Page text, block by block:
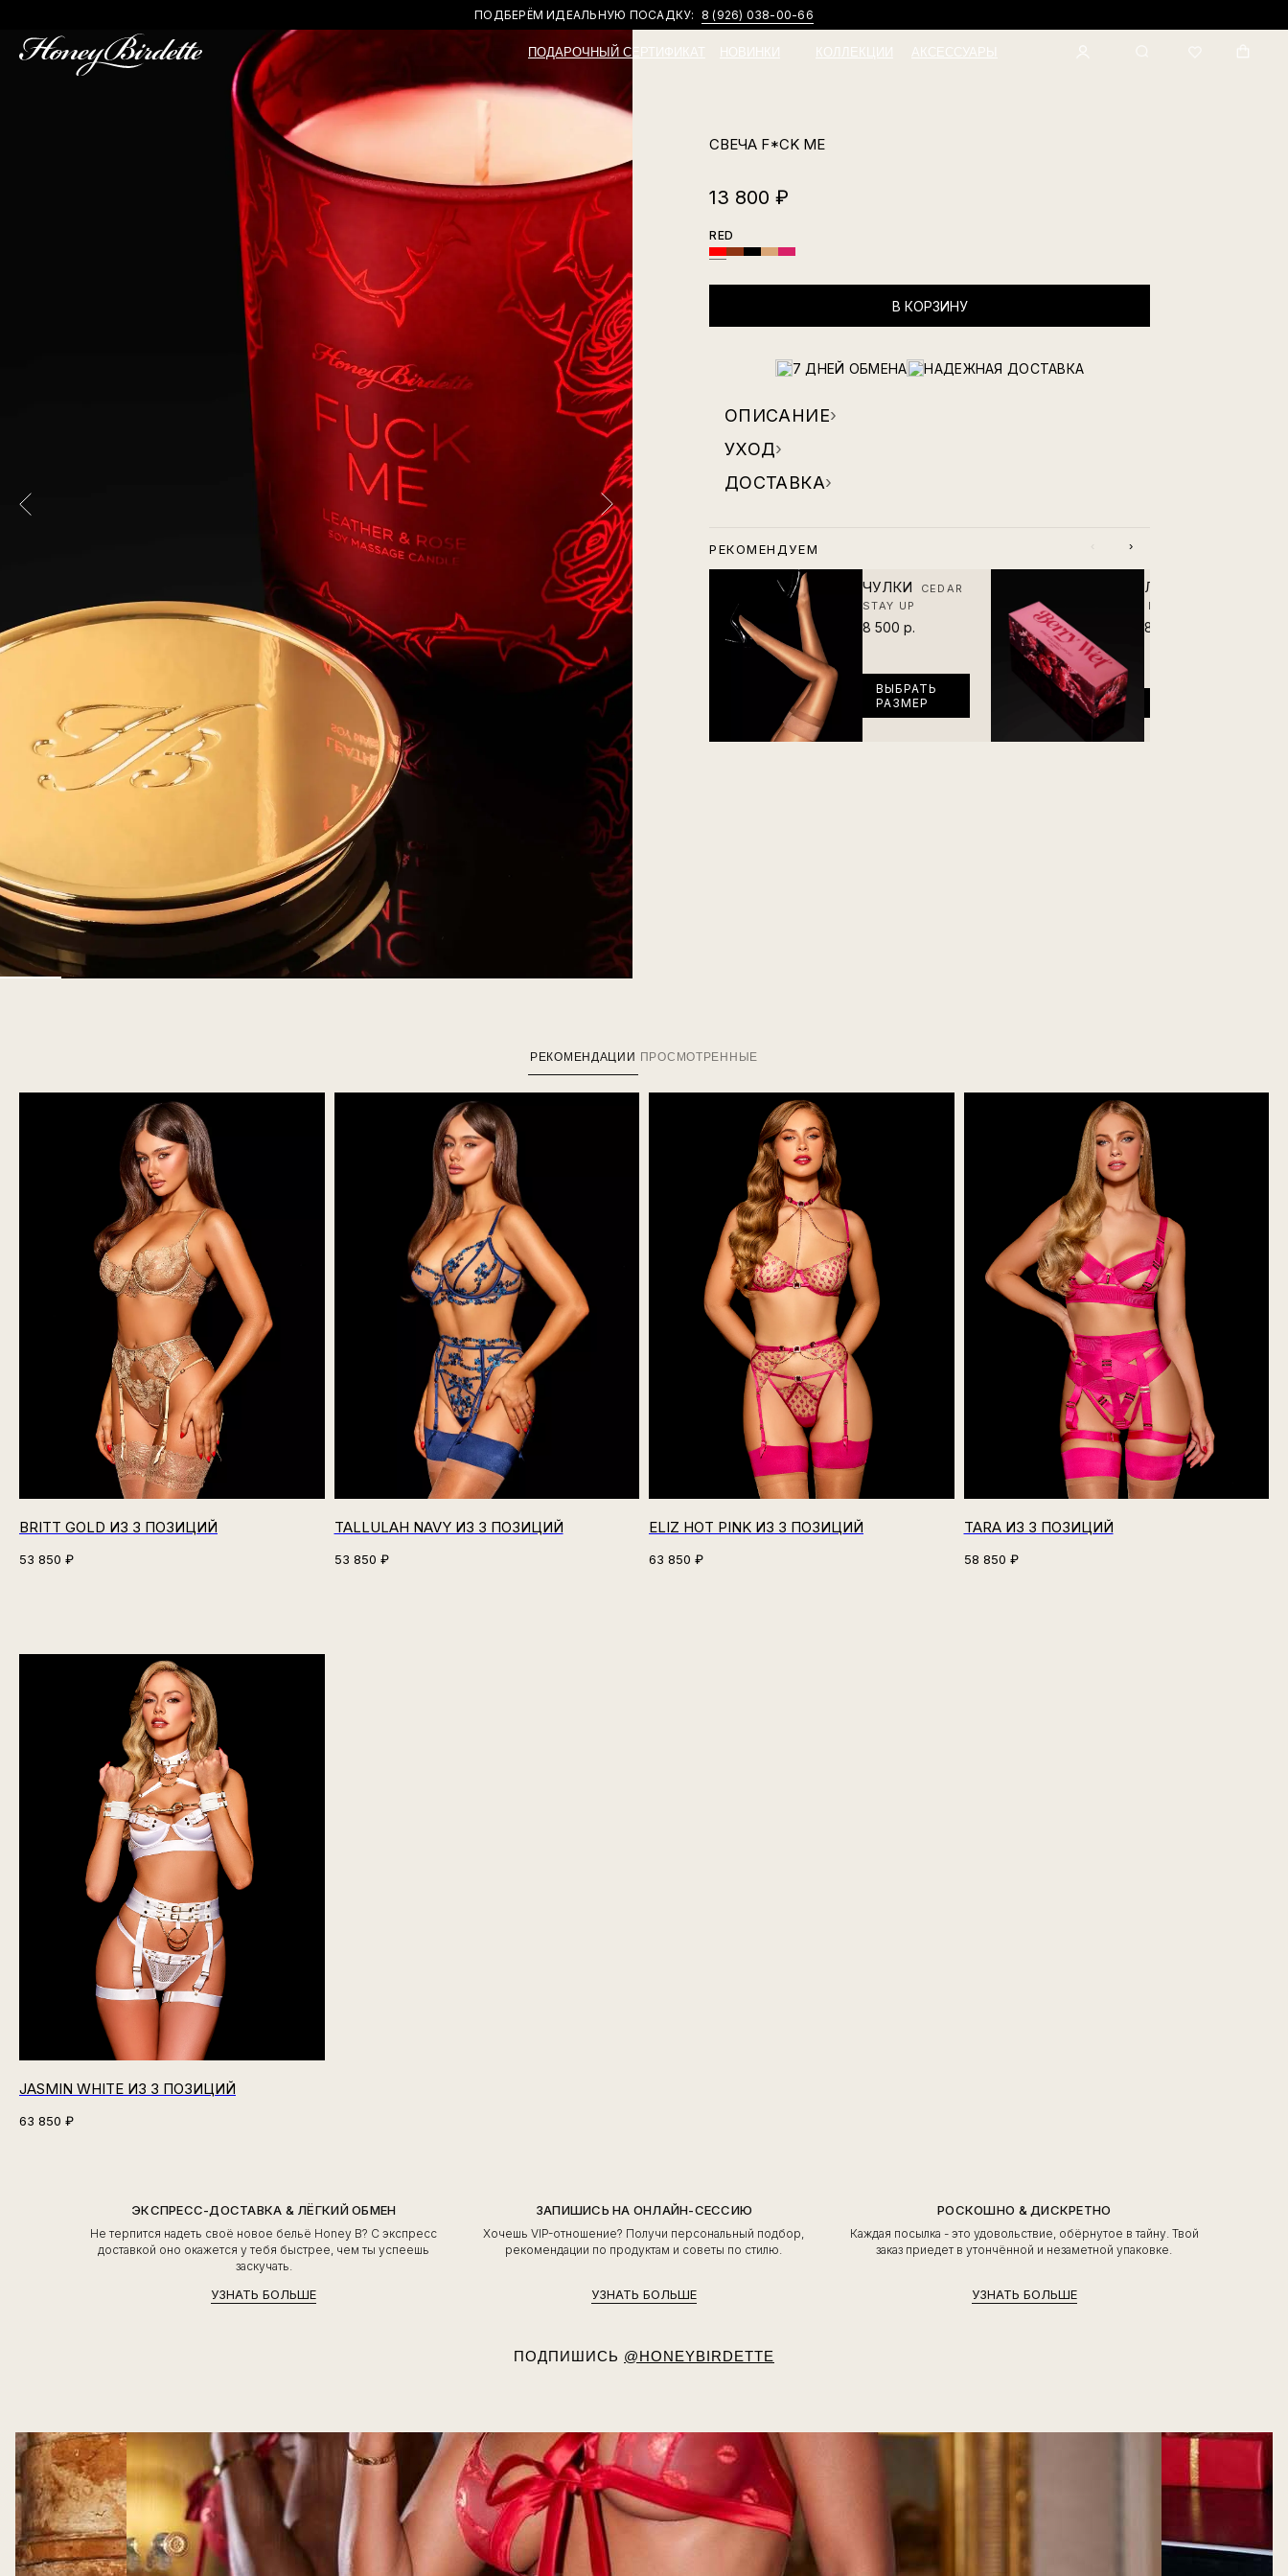
ПОДБЕРЁМ ИДЕАЛЬНУЮ ПОСАДКУ: 8 (926) 038-00-66
НОВИНКИ И ПРИВАТНЫЕ АКЦИИ В TELEGRAM-КАНАЛЕ
НОВИНКИ КОЛЛЕКЦИИ
ПОДАРОЧНЫЙ СЕРТИФИКАТ АКСЕССУАРЫ
СВЕЧА F*CK ME
13 800 ₽
RED
В КОРЗИНУ
7 ДНЕЙ ОБМЕНА НАДЕЖНАЯ ДОСТАВКА
ОПИСАНИЕ›
УХОД›
ДОСТАВКА›
РЕКОМЕНДУЕМ ›
ЧУЛКИ
CEDAR
STAY UP
8 500 р.
ВЫБРАТЬ
РАЗМЕР
ЛУБРИКАНТ
BERRY WET
8 500 р.
РЕКОМЕНДАЦИИ ПРОСМОТРЕННЫЕ
BRITT GOLD ИЗ 3 ПОЗИЦИЙ
53 850 ₽
TALLULAH NAVY ИЗ 3 ПОЗИЦИЙ
53 850 ₽
ELIZ HOT PINK ИЗ 3 ПОЗИЦИЙ
63 850 ₽
TARA ИЗ 3 ПОЗИЦИЙ
58 850 ₽
JASMIN WHITE ИЗ 3 ПОЗИЦИЙ
63 850 ₽
ЭКСПРЕСС-ДОСТАВКА & ЛЁГКИЙ ОБМЕН
Не терпится надеть своё новое бельё Honey B? С экспресс
доставкой оно окажется у тебя быстрее, чем ты успеешь
заскучать.
УЗНАТЬ БОЛЬШЕ
ЗАПИШИСЬ НА ОНЛАЙН-СЕССИЮ
Хочешь VIP-отношение? Получи персональный подбор,
рекомендации по продуктам и советы по стилю.
УЗНАТЬ БОЛЬШЕ
РОСКОШНО & ДИСКРЕТНО
Каждая посылка - это удовольствие, обёрнутое в тайну. Твой
заказ приедет в утончённой и незаметной упаковке.
УЗНАТЬ БОЛЬШЕ
ПОДПИШИСЬ @HONEYBIRDETTE